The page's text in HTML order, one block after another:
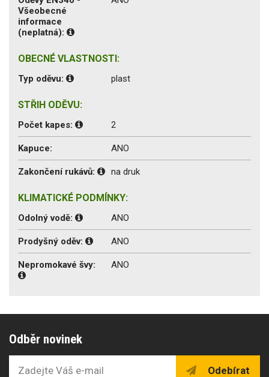
Všeobecné
informace
(neplatná):
OBECNÉ VLASTNOSTI:
Typ oděvu: plast
STŘIH ODĚVU:
Počet kapes: 2
Kapuce: ANO
Zakončení rukávů: na druk
KLIMATICKÉ PODMÍNKY:
Odolný vodě: ANO
Prodyšný oděv: ANO
Nepromokavé švy: ANO
Odběr novinek
Odebírat